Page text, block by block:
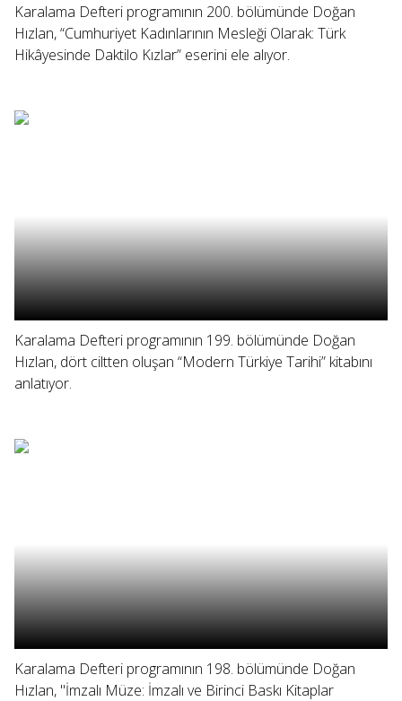
Karalama Defteri programının 200. bölümünde Doğan
Hızlan, “Cumhuriyet Kadınlarının Mesleği Olarak: Türk
Hikâyesinde Daktilo Kızlar” eserini ele alıyor.
Karalama Defteri programının 199. bölümünde Doğan
Hızlan, dört ciltten oluşan “Modern Türkiye Tarihi” kitabını
anlatıyor.
Karalama Defteri programının 198. bölümünde Doğan
Hızlan, "İmzalı Müze: İmzalı ve Birinci Baskı Kitaplar